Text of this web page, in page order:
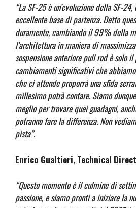
“La SF-25 è un’evoluzione della SF-
eccellente base di partenza. Detto
duramente, cambiando il 99% della
l’architettura in maniera di
sospensione anteriore pull rod è solo
cambiamenti significativi che
che ci attende proporrà una sfida
millesimo potrà contare. Siamo
meglio per trovare quei guadagni,
potranno fare la differenza. Non
pista”.
Enrico Gualtieri, Technical
“Questo momento è il culmine di
passione, e siamo pronti a iniziare la